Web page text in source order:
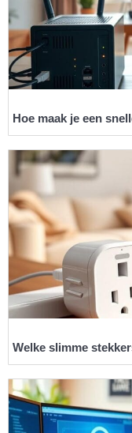
Hoe maak je een
Welke slimme